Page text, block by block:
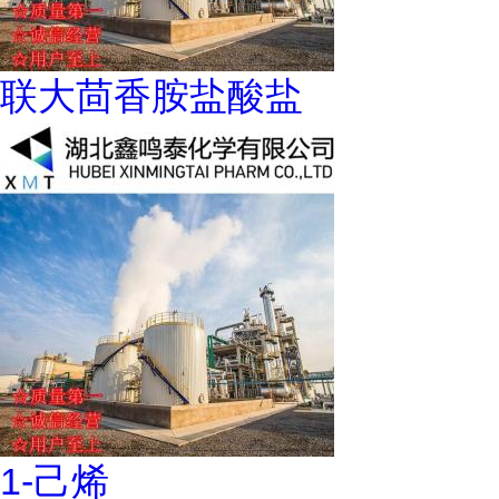
联大茴香胺盐酸盐
1-己烯